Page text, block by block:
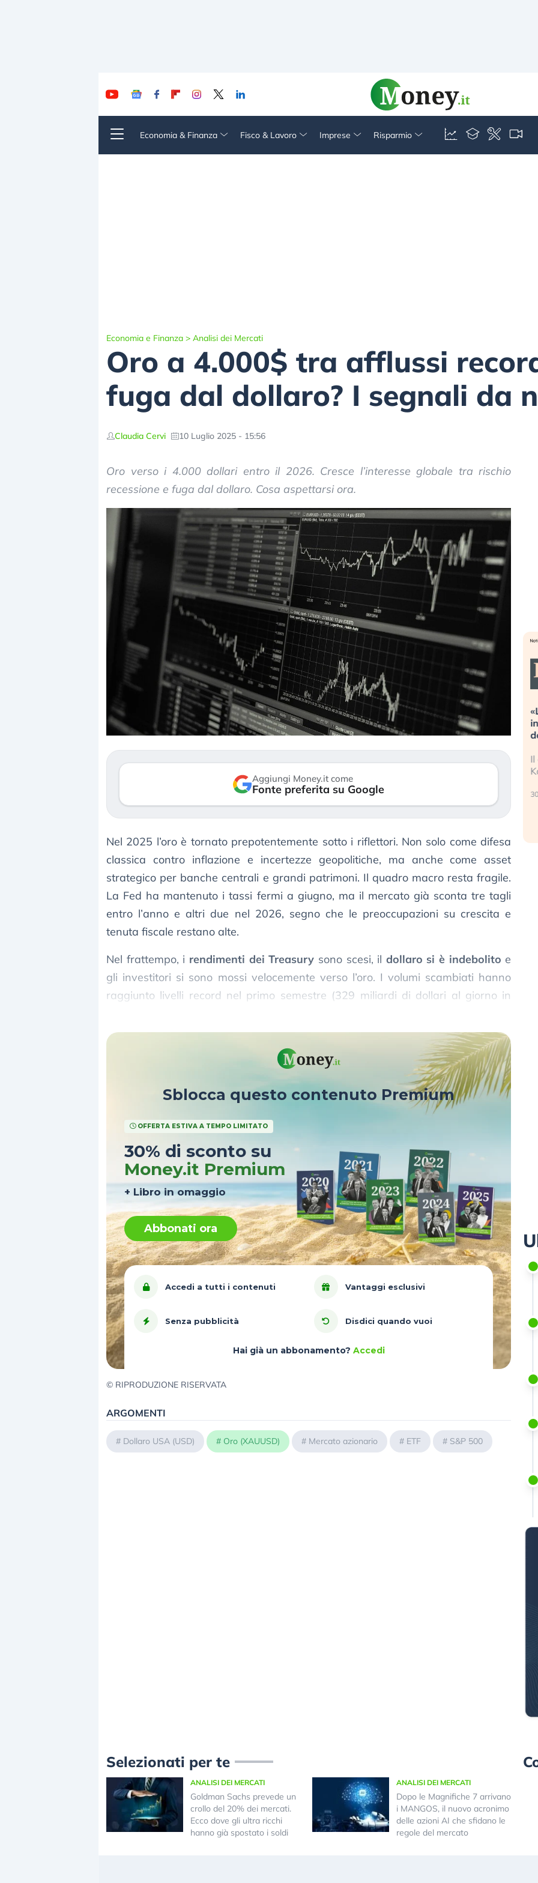
Economia & Finanza Fisco & Lavoro Imprese Risparmio
Economia e Finanza > Analisi dei Mercati
Oro a 4.000$ tra afflussi
fuga dal dollaro? I segnali da
Claudia Cervi 10 Luglio 2025 - 15:56
Oro verso i 4.000 dollari entro il 2026. Cresce l’interesse globale tra rischio
recessione e fuga dal dollaro. Cosa aspettarsi ora.
Aggiungi Money.it come
Fonte preferita su Google
Nel 2025 l’oro è tornato prepotentemente sotto i riflettori. Non solo come difesa
classica contro inflazione e incertezze geopolitiche, ma anche come asset
strategico per banche centrali e grandi patrimoni. Il quadro macro resta fragile.
La Fed ha mantenuto i tassi fermi a giugno, ma il mercato già sconta tre tagli
entro l’anno e altri due nel 2026, segno che le preoccupazioni su crescita e
tenuta fiscale restano alte.
Nel frattempo, i rendimenti dei Treasury sono scesi, il dollaro si è indebolito e
gli investitori si sono mossi velocemente verso l’oro. I volumi scambiati hanno
raggiunto livelli record nel primo semestre (329 miliardi di dollari al giorno in
Sblocca questo contenuto Premium
OFFERTA ESTIVA A TEMPO LIMITATO
30% di sconto su
Money.it Premium
+ Libro in omaggio
Abbonati ora
Accedi a tutti i contenuti Vantaggi esclusivi
Senza pubblicità Disdici quando vuoi
Hai già un abbonamento? Accedi
© RIPRODUZIONE RISERVATA
ARGOMENTI
# Dollaro USA (USD) # Oro (XAUUSD) # Mercato azionario # ETF # S&P 500
Dalle valutazioni estreme alla
correzione. Cosa sta guidando il
repricing degli asset?
verso le (…)
3 agosto 2026
«La mia vita è rovinata».
in preda al panico dopo lo scoppio
della bolla AI
Il crollo della bolla AI travolge il
Kospi, mentre gli investitori retail
30 luglio 2026
Selezionati per te
ANALISI DEI MERCATI
Goldman Sachs prevede un
crollo del 20% dei mercati.
Ecco dove gli ultra ricchi
hanno già spostato i soldi
ANALISI DEI MERCATI
Dopo le Magnifiche 7 arrivano
i MANGOS, il nuovo acronimo
delle azioni AI che sfidano le
regole del mercato